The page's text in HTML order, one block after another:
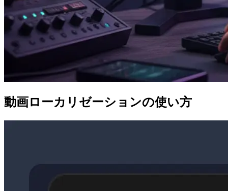
動画ローカリゼーションの使い方